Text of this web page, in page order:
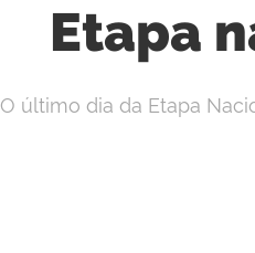
Etapa
O último dia da Etapa